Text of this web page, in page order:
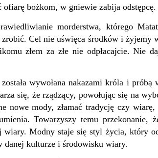
ofiarę bożkom, w gniewie zabija odstępcę.
morderstwa, którego
Cel nie uświęca środków i żyjemy
złem za złe nie odpłacajcie. Nie
wywołana nakazami króla i próbą
się, że rządzący, powołując się na
nowe mody, złamać tradycję czy
Towarzyszy temu
wiary. Modny staje się styl życia, który
danej kulturze i środowisku wiary.